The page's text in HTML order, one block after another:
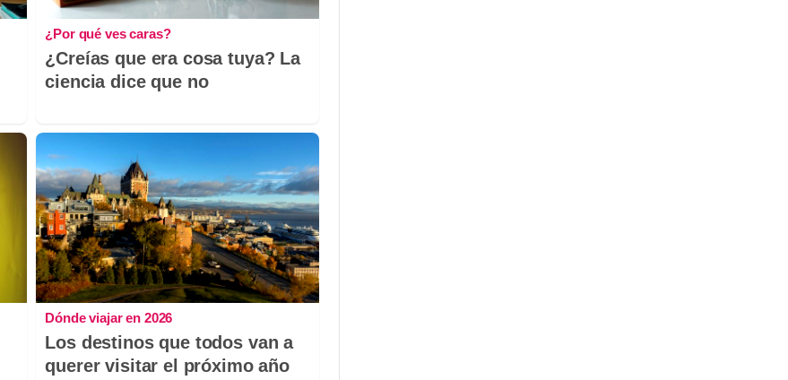
¿Por qué ves caras?
¿Creías que era cosa tuya? La
ciencia dice que no
Dónde viajar en 2026
Los destinos que todos van a
querer visitar el próximo año